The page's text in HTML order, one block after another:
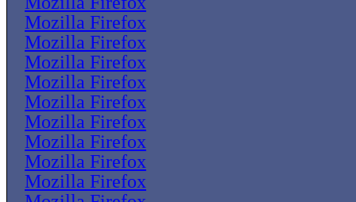
Mozilla Firefox
Mozilla Firefox
Mozilla Firefox
Mozilla Firefox
Mozilla Firefox
Mozilla Firefox
Mozilla Firefox
Mozilla Firefox
Mozilla Firefox